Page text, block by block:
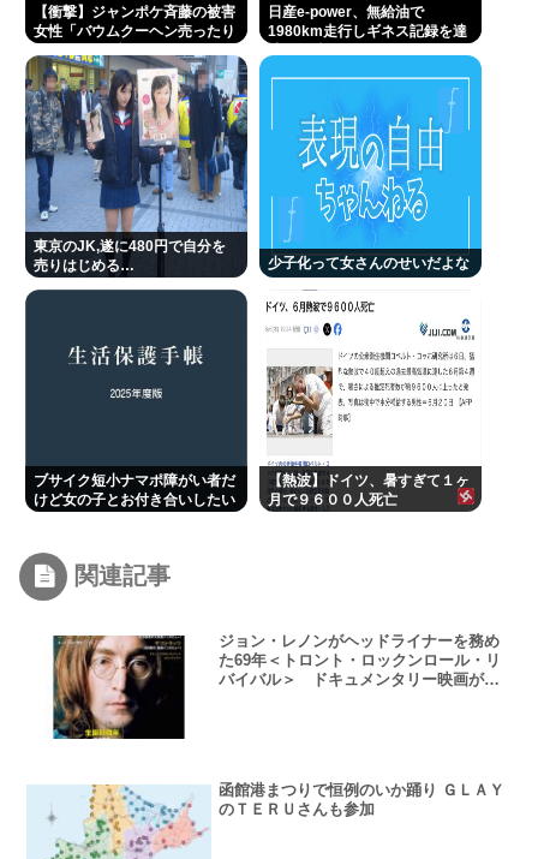
【衝撃】ジャンポケ斉藤の被害
女性「バウムクーヘン売ったり
から示談しなかった」←コレっ
てさ…
日産e-power、無給油で
1980km走行しギネス記録を達
東京のJK,遂に480円で自分を
売りはじめる…
少子化って女さんのせいだよな
ブサイク短小ナマポ障がい者だ
けど女の子とお付き合いしたい
【熱波】ドイツ、暑すぎて１ヶ
月で９６００人死亡
関連記事
ジョン・レノンがヘッドライナーを務め
た69年＜トロント・ロックンロール・リ
バイバル＞ ドキュメンタリー映画が日
函館港まつりで恒例のいか踊り ＧＬＡＹ
のＴＥＲＵさんも参加